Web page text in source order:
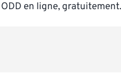
en ligne, gratuitement.